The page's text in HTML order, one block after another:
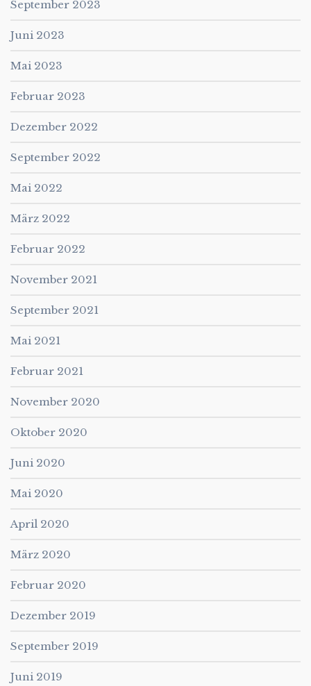
September 2023
Juni 2023
Mai 2023
Februar 2023
Dezember 2022
September 2022
Mai 2022
März 2022
Februar 2022
November 2021
September 2021
Mai 2021
Februar 2021
November 2020
Oktober 2020
Juni 2020
Mai 2020
April 2020
März 2020
Februar 2020
Dezember 2019
September 2019
Juni 2019